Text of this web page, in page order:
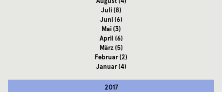
Juli(8)
Juni(6)
Mai(3)
April (6)
März(5)
Februar(2)
Januar(4)
2017